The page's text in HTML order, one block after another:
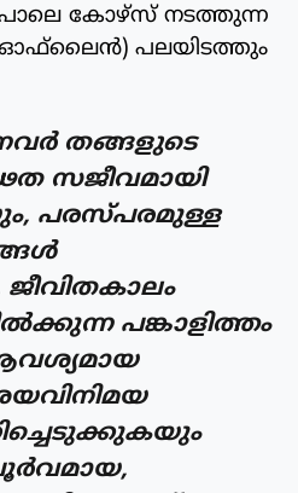
കോഴ്സ് നടത്തുന്ന
പലയിടത്തും
തങ്ങളുടെ
സജീവമായി
പരസ്പരമുള്ള
ജീവിതകാലം
പങ്കാളിത്തം